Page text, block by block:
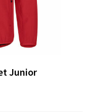
Junior